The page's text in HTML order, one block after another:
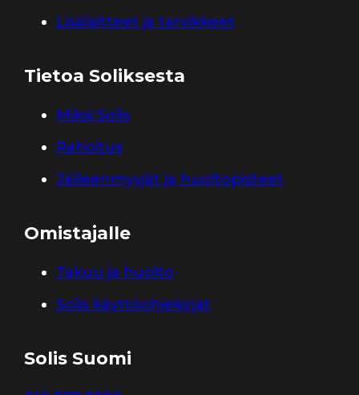
Lisälaitteet ja tarvikkeet
Tietoa Soliksesta
Miksi Solis
Rahoitus
Jälleenmyyjät ja huoltopisteet
Omistajalle
Takuu ja huolto
Solis käyttöohjekirjat
Solis Suomi